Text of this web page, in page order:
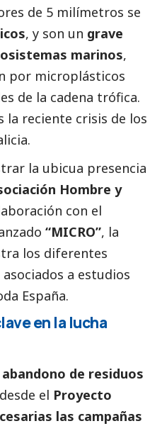
de 5 milímetros se
, y son un grave
marinos,
por microplásticos
de la cadena trófica.
la reciente crisis de los
la ubicua presencia
Hombre y
con el
“MICRO”, la
los diferentes
a estudios
España.
en la lucha
de residuos
el Proyecto
las campañas